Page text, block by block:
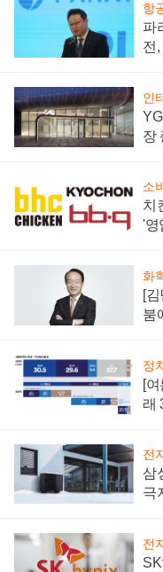
항
파
전,
인
장
소
치
'영
화
[
붐
정
[
래
전
삼
극
전